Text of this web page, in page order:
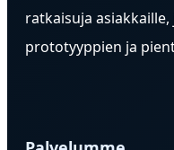
ratkaisuja
prototyyppien ja